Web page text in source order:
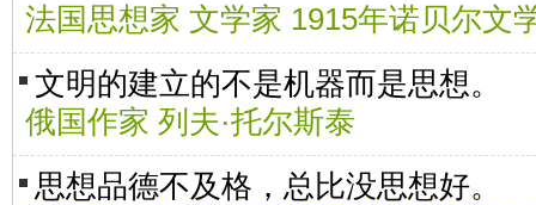
法国思想家 文学家 1915年诺贝尔文
文明的建立的不是机器而是思想。
俄国作家 列夫·托尔斯泰
思想品德不及格，总比没思想好。